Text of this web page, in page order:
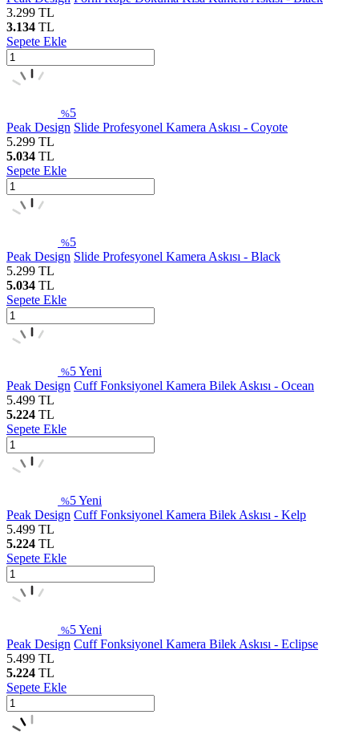
3.299 TL
3.134 TL
Sepete Ekle
%5
Peak Design Slide Profesyonel Kamera Askısı - Coyote
5.299 TL
5.034 TL
Sepete Ekle
%5
Peak Design Slide Profesyonel Kamera Askısı - Black
5.299 TL
5.034 TL
Sepete Ekle
%5Yeni
Peak Design Cuff Fonksiyonel Kamera Bilek Askısı - Ocean
5.499 TL
5.224 TL
Sepete Ekle
%5Yeni
Peak Design Cuff Fonksiyonel Kamera Bilek Askısı - Kelp
5.499 TL
5.224 TL
Sepete Ekle
%5Yeni
Peak Design Cuff Fonksiyonel Kamera Bilek Askısı - Eclipse
5.499 TL
5.224 TL
Sepete Ekle